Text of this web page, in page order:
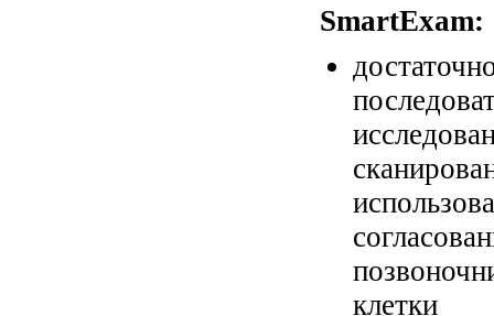
SmartExam:
клетки